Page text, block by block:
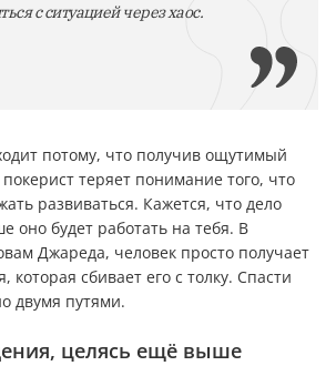
с ситуацией через хаос.
потому, что получив ощутимый
теряет понимание того, что
развиваться. Кажется, что дело
оно будет работать на тебя. В
Джареда, человек просто получает
сбивает его с толку. Спасти
двумя путями.
целясь ещё выше